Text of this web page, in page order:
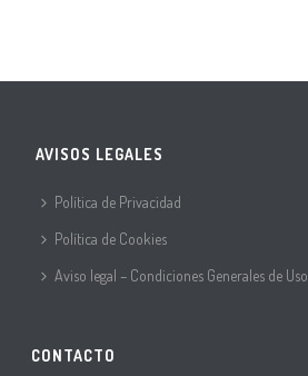
AVISOS LEGALES
Política de Privacidad
Política de Cookies
Aviso legal – Condiciones Generales de Uso
CONTACTO